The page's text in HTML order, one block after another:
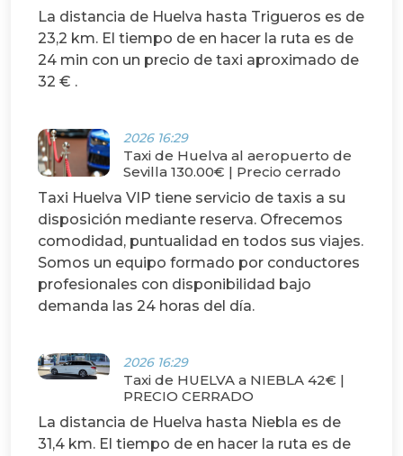
La distancia de Huelva hasta Trigueros es de
23,2 km. El tiempo de en hacer la ruta es de
24 min con un precio de taxi aproximado de
32 € .
2026 16:29
Taxi de Huelva al aeropuerto de
Sevilla 130.00€ | Precio cerrado
Taxi Huelva VIP tiene servicio de taxis a su
disposición mediante reserva. Ofrecemos
comodidad, puntualidad en todos sus viajes.
Somos un equipo formado por conductores
profesionales con disponibilidad bajo
demanda las 24 horas del día.
2026 16:29
Taxi de HUELVA a NIEBLA 42€ |
PRECIO CERRADO
La distancia de Huelva hasta Niebla es de
31,4 km. El tiempo de en hacer la ruta es de